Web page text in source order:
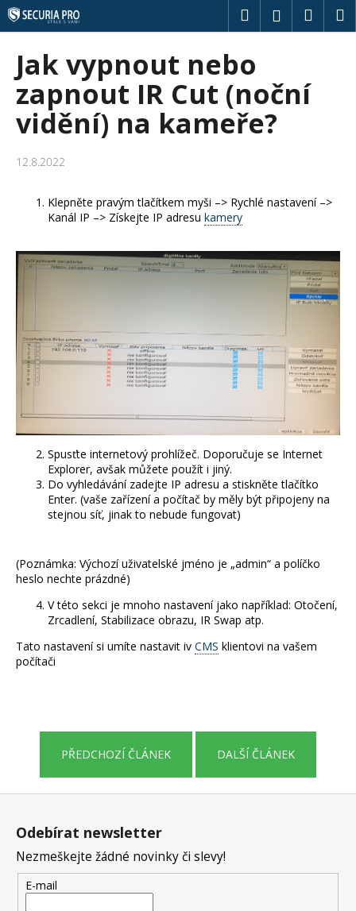
Přejít
na
obsah
HledatPřihlášení
Jak vypnout nebo
zapnout IR Cut (noční
vidění) na kameře?
12.8.2022
Klepněte pravým tlačítkem myši –> Rychlé nastavení –>
Kanál IP –> Získejte IP adresu kamery
Spusťte internetový prohlížeč. Doporučuje se Internet
Explorer, avšak můžete použít i jiný.
Do vyhledávání zadejte IP adresu a stiskněte tlačítko
Enter. (vaše zařízení a počítač by měly být připojeny na
stejnou síť, jinak to nebude fungovat)
(Poznámka: Výchozí uživatelské jméno je „admin“ a políčko
heslo nechte prázdné)
V této sekci je mnoho nastavení jako například: Otočení,
Zrcadlení, Stabilizace obrazu, IR Swap atp.
Tato nastavení si umíte nastavit iv CMS klientovi na vašem
počítači
PŘEDCHOZÍ ČLÁNEK DALŠÍ ČLÁNEK
K
o
C
o
p
t
u
j
e
t
e
n
í
t
p
o
Z
Odebírat newsletter
Nezmeškejte žádné novinky či slevy!
E-mail